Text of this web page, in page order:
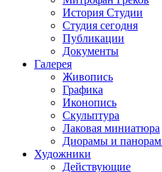
История Студии
Студия сегодня
Публикации
Документы
Галерея
Живопись
Графика
Иконопись
Скульптура
Лаковая миниатюра
Диорамы и
Художники
Действующие